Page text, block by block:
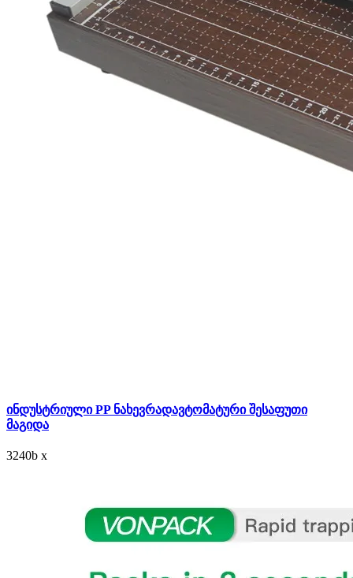
ინდუსტრიული PP ნახევრადავტომატური შესაფუთი
მაგიდა
3240b x